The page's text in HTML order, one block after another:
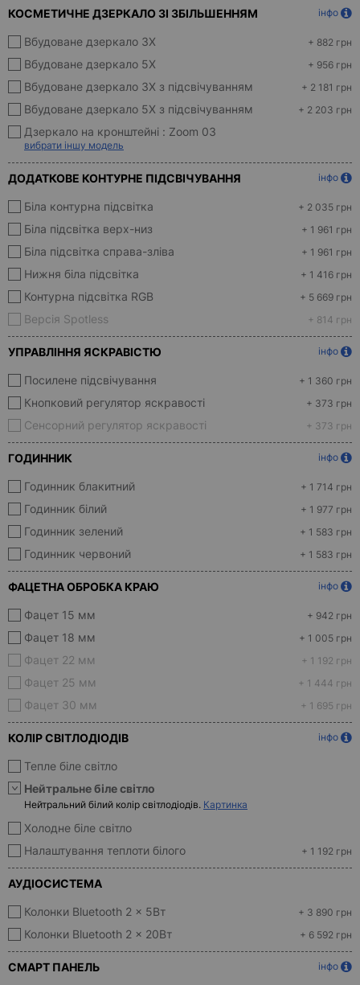
КОСМЕТИЧНЕ ДЗЕРКАЛО ЗІ ЗБІЛЬШЕННЯМ інфо
Вбудоване дзеркало 3X + 882 грн
Вбудоване дзеркало 5X + 956 грн
Вбудоване дзеркало 3Х з підсвічуванням + 2 181 грн
Вбудоване дзеркало 5Х з підсвічуванням + 2 203 грн
Дзеркало на кронштейні : Zoom 03
вибрати іншу модель
ДОДАТКОВЕ КОНТУРНЕ ПІДСВІЧУВАННЯ інфо
Біла контурна підсвітка + 2 035 грн
Біла підсвітка верх-низ + 1 961 грн
Біла підсвітка справа-зліва + 1 961 грн
Нижня біла підсвітка + 1 416 грн
Контурна підсвітка RGB + 5 669 грн
Версія Spotless + 814 грн
УПРАВЛІННЯ ЯСКРАВІСТЮ інфо
Посилене підсвічування + 1 360 грн
Кнопковий регулятор яскравості + 373 грн
Сенсорний регулятор яскравості + 373 грн
ГОДИННИК інфо
Годинник блакитний + 1 714 грн
Годинник білий + 1 977 грн
Годинник зелений + 1 583 грн
Годинник червоний + 1 583 грн
ФАЦЕТНА ОБРОБКА КРАЮ інфо
Фацет 15 мм + 942 грн
Фацет 18 мм + 1 005 грн
Фацет 22 мм + 1 192 грн
Фацет 25 мм + 1 444 грн
Фацет 30 мм + 1 695 грн
КОЛІР СВІТЛОДІОДІВ інфо
Тепле біле світло
Нейтральне біле світло
Нейтральний білий колір світлодіодів. Картинка
Холодне біле світло
Налаштування теплоти білого
+ 1 192 грн
АУДІОСИСТЕМА
Колонки Bluetooth 2 x 5Вт + 3 890 грн
Колонки Bluetooth 2 x 20Вт + 6 592 грн
СМАРТ ПАНЕЛЬ інфо